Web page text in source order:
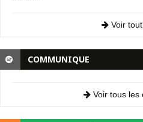
Voir tout
COMMUNIQUE
Voir tous les